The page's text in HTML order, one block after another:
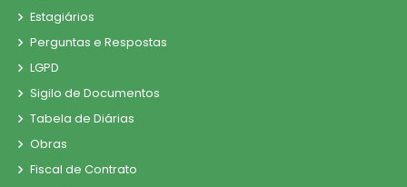
Estagiários
Perguntas e Respostas
LGPD
Sigilo de Documentos
Tabela de Diárias
Obras
Fiscal de Contrato